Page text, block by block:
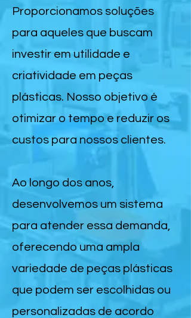
Proporcionamos soluções
para aqueles que buscam
investir em utilidade e
criatividade em peças
plásticas. Nosso objetivo é
otimizar o tempo e reduzir os
custos para nossos clientes.
Ao longo dos anos,
desenvolvemos um sistema
para atender essa demanda,
oferecendo uma ampla
variedade de peças plásticas
que podem ser escolhidas ou
personalizadas de acordo